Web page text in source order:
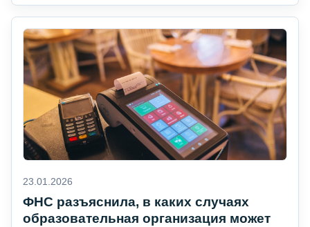
23.01.2026
ФНС разъяснила, в каких случаях
образовательная организация может